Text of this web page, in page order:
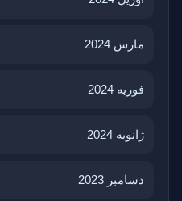
مارس 2024
فوریه 2024
ژانویه 2024
دسامبر 2023